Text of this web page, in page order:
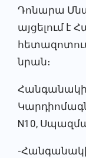
Դոնարա
այցելում է
նրան։
N10,
-